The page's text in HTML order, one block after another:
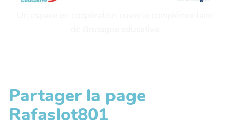
Partager la page
Rafaslot801